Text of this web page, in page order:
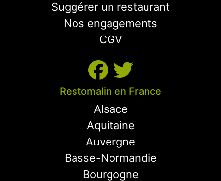
Suggérer un restaurant
Nos engagements
CGV
Restomalin en France
Alsace
Aquitaine
Auvergne
Basse-Normandie
Bourgogne